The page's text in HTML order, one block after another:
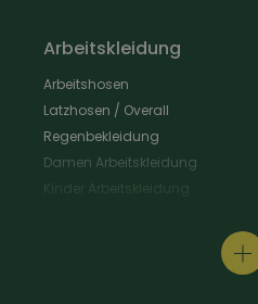
Arbeitskleidung
Arbeitshosen
Latzhosen / Overall
Regenbekleidung
Damen Arbeitskleidung
Kinder Arbeitskleidung